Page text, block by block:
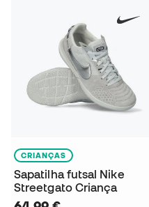
CRIANÇAS
Sapatilha futsal Nike
Streetgato Criança